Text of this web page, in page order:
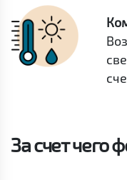
За счет чего